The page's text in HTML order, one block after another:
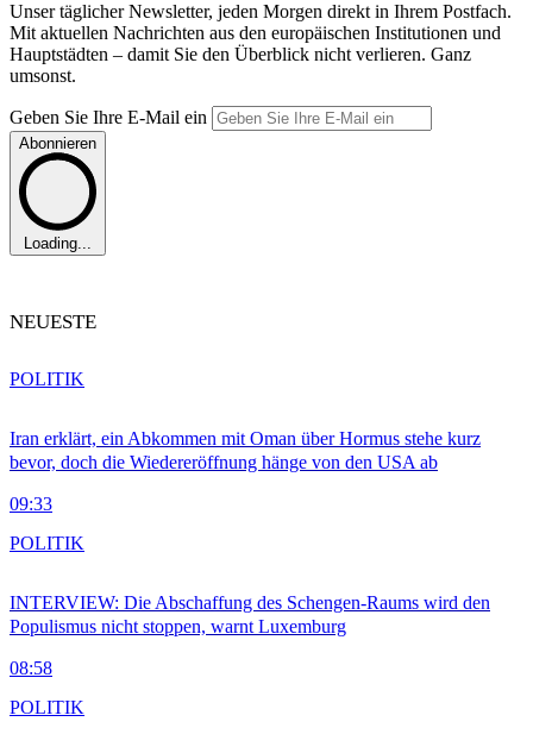
Unser täglicher Newsletter, jeden Morgen direkt in Ihrem Postfach.
Mit aktuellen Nachrichten aus den europäischen Institutionen und
Hauptstädten – damit Sie den Überblick nicht verlieren. Ganz
umsonst.
Geben Sie Ihre E-Mail ein
Abonnieren
Loading...
NEUESTE
Iran erklärt, ein Abkommen mit Oman über Hormus stehe kurz
bevor, doch die Wiedereröffnung hänge von den USA ab
09:33
POLITIK
INTERVIEW: Die Abschaffung des Schengen-Raums wird den
Populismus nicht stoppen, warnt Luxemburg
08:58
POLITIK
POLITIK